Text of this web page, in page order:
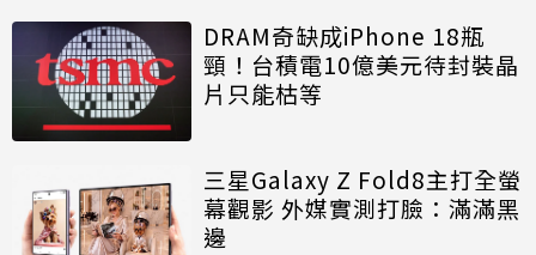
DRAM奇缺成iPhone 18瓶
頸！台積電10億美元待封裝晶
片只能枯等
三星Galaxy Z Fold8主打全螢
幕觀影 外媒實測打臉：滿滿黑
邊